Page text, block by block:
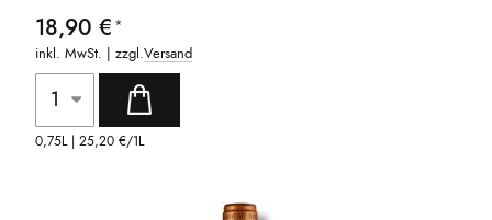
18,90 €
inkl. MwSt. | zzgl.Versand
0,75L |25,20 €/1L